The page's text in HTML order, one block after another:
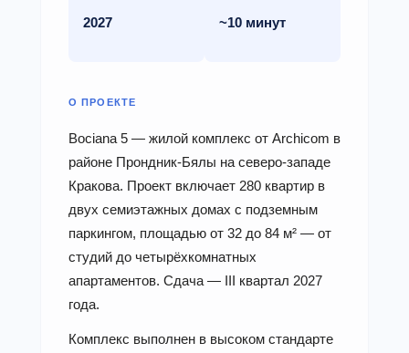
2027 ~10 минут
О ПРОЕКТЕ
Bociana 5 — жилой комплекс от Archicom в
районе Прондник-Бялы на северо-западе
Кракова. Проект включает 280 квартир в
двух семиэтажных домах с подземным
паркингом, площадью от 32 до 84 м² — от
студий до четырёхкомнатных
апартаментов. Сдача — III квартал 2027
года.
Комплекс выполнен в высоком стандарте